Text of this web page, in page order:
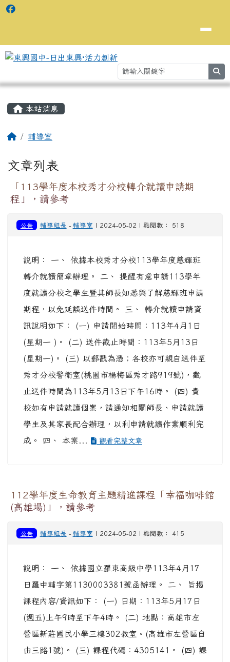
本站消息
回首頁輔導室
文章列表
「113學年度本校秀才分校轉介就讀申請期
程」，請參考
公告 輔導組長 - 輔導室 | 2024-05-02 | 點閱數： 518
說明： 一、 依據本校秀才分校113學年度慈輝班
轉介就讀簡章辦理。 二、 提醒有意申請113學年
度就讀分校之學生暨其師長知悉與了解慈輝班申請
期程，以免延誤送件時間。 三、 轉介就讀申請資
訊說明如下： (一) 申請開始時間：113年4月1日
(星期一 )。 (二) 送件截止時間：113年5月13日
(星期一)。 (三) 以郵戳為憑；各校亦可親自送件至
秀才分校警衛室(桃園市楊梅區秀才路919號)，截
止送件時間為113年5月13日下午16時。 (四) 貴
校如有申請就讀個案，請通知相關師長、申請就讀
學生及其家長配合辦理，以利申請就讀作業順利完
成。 四、 本案...
觀看完整文章
112學年度生命教育主題精進課程「幸福咖啡館
(高雄場)」，請參考
公告 輔導組長 - 輔導室 | 2024-05-02 | 點閱數： 415
說明： 一、 依據國立羅東高級中學113年4月17
日羅中輔字第1130003381號函辦理。 二、 旨揭
課程內容/資訊如下： (一) 日期：113年5月17日
(週五)上午9時至下午4時。 (二) 地點：高雄市左
營區新莊國民小學三樓302教室。(高雄市左營區自
由三路1號)。 (三) 課程代碼：4305141。 (四) 課